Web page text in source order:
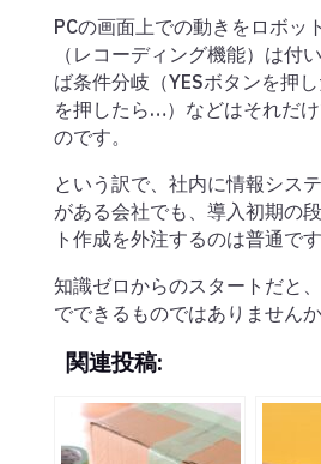
PCの画面上での動きをロボッ
（レコーディング機能）は付
ば条件分岐（YESボタンを押
を押したら…）などはそれだ
のです。
という訳で、社内に情報シス
がある会社でも、導入初期の
ト作成を外注するのは普通です
知識ゼロからのスタートだと
でできるものではありませんか
関連投稿: